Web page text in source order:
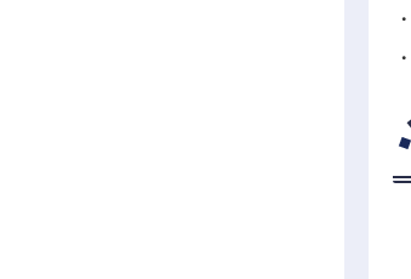
・
・